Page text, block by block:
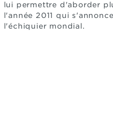
lui permettre d'aborder
l'année 2011 qui
l'échiquier mondial.